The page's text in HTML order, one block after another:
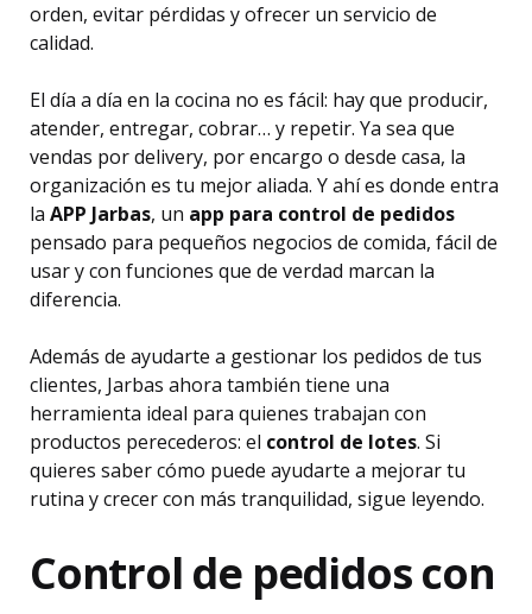
orden, evitar pérdidas y ofrecer un servicio de
calidad.
El día a día en la cocina no es fácil: hay que producir,
atender, entregar, cobrar… y repetir. Ya sea que
vendas por delivery, por encargo o desde casa, la
organización es tu mejor aliada. Y ahí es donde entra
la APP Jarbas, un app para control de pedidos
pensado para pequeños negocios de comida, fácil de
usar y con funciones que de verdad marcan la
diferencia.
Además de ayudarte a gestionar los pedidos de tus
clientes, Jarbas ahora también tiene una
herramienta ideal para quienes trabajan con
productos perecederos: el control de lotes. Si
quieres saber cómo puede ayudarte a mejorar tu
rutina y crecer con más tranquilidad, sigue leyendo.
Control de pedidos con